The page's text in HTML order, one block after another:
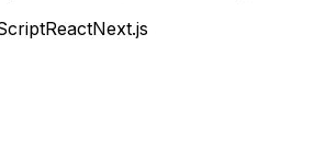
を担当するBFF。 Next.jsを用いた
た画面設計やTypeScriptでの実装を
SEO・表示速度などを継続的に改善
ァクタリングやコードレビューにも
ReactNext.js